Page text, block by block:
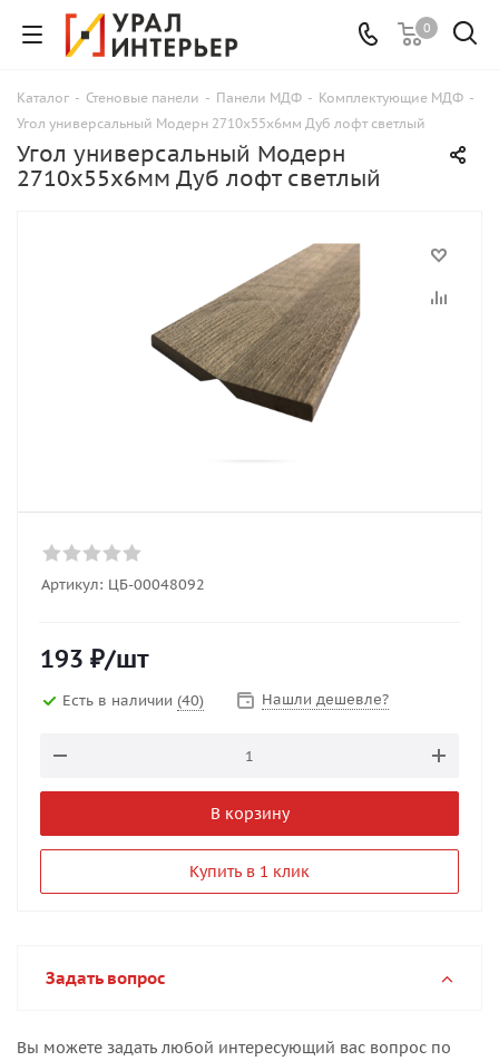
0
Каталог - Стеновые панели - Панели МДФ - Комплектующие МДФ -
Угол универсальный Модерн 2710х55х6мм Дуб лофт светлый
Угол универсальный Модерн
2710х55х6мм Дуб лофт светлый
Артикул: ЦБ-00048092
193 ₽/шт
Есть в наличии (40) Нашли дешевле?
В корзину
Купить в 1 клик
Задать вопрос
Вы можете задать любой интересующий вас вопрос по